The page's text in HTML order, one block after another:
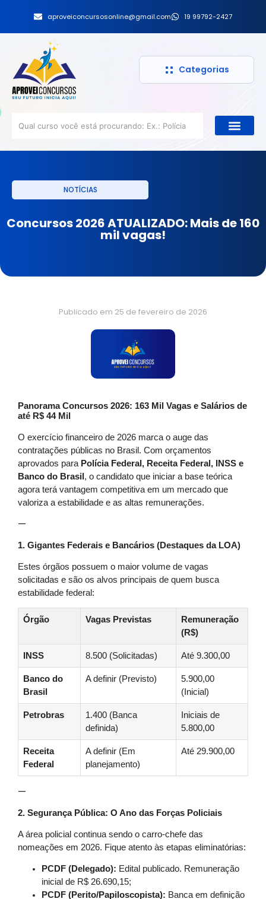
aproveiconcursosonline@gmail.com 19 99792-2427
Categorias
NOTÍCIAS
Concursos 2026 ATUALIZADO: Mais de 160
mil vagas!
Publicado em 25 de fevereiro de 2026
Panorama Concursos 2026: 163 Mil Vagas e Salários de
até R$ 44 Mil
O exercício financeiro de 2026 marca o auge das
contratações públicas no Brasil. Com orçamentos
aprovados para Polícia Federal, Receita Federal, INSS e
Banco do Brasil , o candidato que iniciar a base teórica
agora terá vantagem competitiva em um mercado que
valoriza a estabilidade e as altas remunerações.
—
1. Gigantes Federais e Bancários (Destaques da LOA)
Estes órgãos possuem o maior volume de vagas
solicitadas e são os alvos principais de quem busca
estabilidade federal:
Órgão Vagas Previstas
Remuneração
(R$)
INSS 8.500 (Solicitadas) Até 9.300,00
Banco do
Brasil
A definir (Previsto)
5.900,00
(Inicial)
Petrobras
1.400 (Banca
definida)
Iniciais de
5.800,00
Receita
Federal
A definir (Em
planejamento)
Até 29.900,00
—
2. Segurança Pública: O Ano das Forças Policiais
A área policial continua sendo o carro-chefe das
nomeações em 2026. Fique atento às etapas eliminatórias:
PCDF (Delegado): Edital publicado. Remuneração
inicial de R$ 26.690,15;
PCDF (Perito/Papiloscopista): Banca em definição